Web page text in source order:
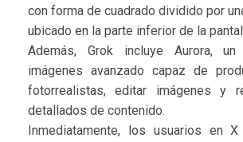
con forma de cuadrado dividido por
ubicado en la parte inferior de la
Además, Grok incluye Aurora,
imágenes avanzado capaz de
fotorrealistas, editar imágenes y
detallados de contenido.
Inmediatamente, los usuarios en